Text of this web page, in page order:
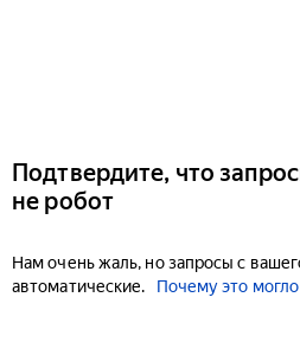
Подтвердите, что
не робот
Нам очень жаль, но запросы с
автоматические.
Почему это